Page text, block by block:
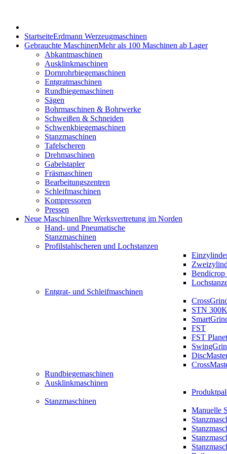
StartseiteErdmann Werzeugmaschinen
Gebrauchte MaschinenMehr als 100 Maschinen ab Lager
Abkantmaschinen
Ausklinkmaschinen
Dornrohrbiegemaschinen
Entgratmaschinen
Rundbiegemaschinen
Sägen
Bohrmaschinen & Bohrwerke
Schweißen & Schneiden
Schwenkbiegemaschinen
Stanzmaschinen
Tafelscheren
Drehmaschinen
Gabelstapler
Fräsmaschinen
Bearbeitungszentren
Schleifmaschinen
Kompressoren
Pressen
Neue MaschinenIhre Werksvertretung im Norden
Hand- und Pneumatische
Stanzmaschinen
Profilstahlscheren und Lochstanzen
Bendicrop
Entgrat- und Schleifmaschinen
STN
FST
FST
Rundbiegemaschinen
Ausklinkmaschinen
Stanzmaschinen
Manuelle